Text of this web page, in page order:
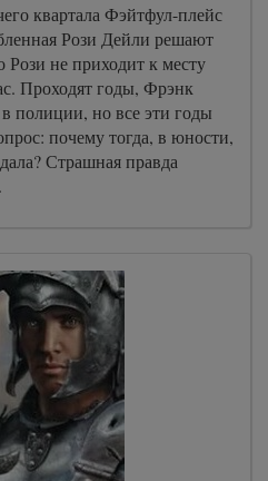
квартала Фэйтфул-плейс
Рози Дейли решают
Рози не приходит к месту
Проходят годы, Фрэнк
полиции, но все эти годы
почему тогда, в юности,
Страшная правда